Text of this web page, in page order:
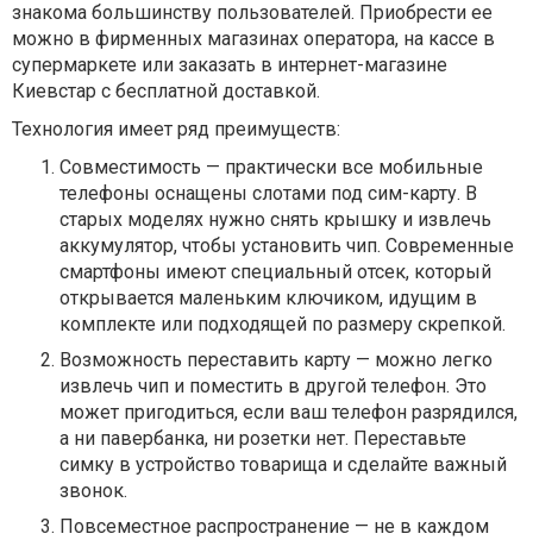
знакома большинству пользователей. Приобрести ее
можно в фирменных магазинах оператора, на кассе в
супермаркете или заказать в интернет-магазине
Киевстар с бесплатной доставкой.
Технология имеет ряд преимуществ:
Совместимость — практически все мобильные
телефоны оснащены слотами под сим-карту. В
старых моделях нужно снять крышку и извлечь
аккумулятор, чтобы установить чип. Современные
смартфоны имеют специальный отсек, который
открывается маленьким ключиком, идущим в
комплекте или подходящей по размеру скрепкой.
Возможность переставить карту — можно легко
извлечь чип и поместить в другой телефон. Это
может пригодиться, если ваш телефон разрядился,
а ни павербанка, ни розетки нет. Переставьте
симку в устройство товарища и сделайте важный
звонок.
Повсеместное распространение — не в каждом